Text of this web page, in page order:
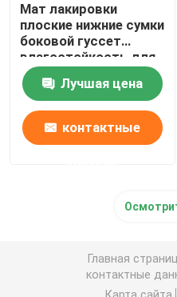
Мат лакировки
плоские нижние сумки
боковой гуссет
влагостойкость для
рисовых продуктов
Лучшая цена
контактные
Главная
контактные
Карта сайта